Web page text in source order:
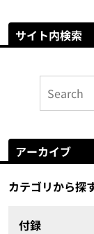
サイト内検索
アーカイブ
カテゴリから探
付録